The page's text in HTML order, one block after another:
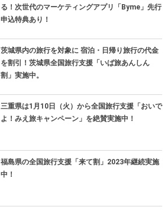
る！次世代のマーケティングアプリ「Byme」先行
申込特典あり！
茨城県内の旅行を対象に 宿泊・日帰り旅行の代金
を割引！茨城県全国旅行支援「いば旅あんしん
割」実施中。
三重県は1月10日（火）から全国旅行支援「おいで
よ！みえ旅キャンペーン」を絶賛実施中！
福島県の全国旅行支援「来て割」2023年継続実施
中！